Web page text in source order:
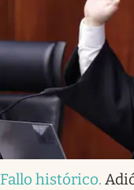
Fallo histórico.